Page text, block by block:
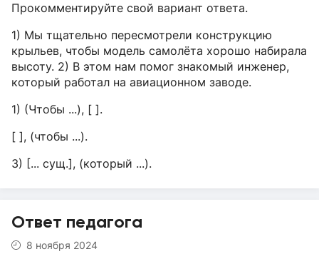
Прокомментируйте свой вариант ответа.
1) Мы тщательно пересмотрели конструкцию
крыльев, чтобы модель самолёта хорошо набирала
высоту. 2) В этом нам помог знакомый инженер,
который работал на авиационном заводе.
1) (Чтобы ...), [ ].
[ ], (чтобы ...).
3) [... сущ.], (который ...).
Ответ педагога
8 ноября 2024